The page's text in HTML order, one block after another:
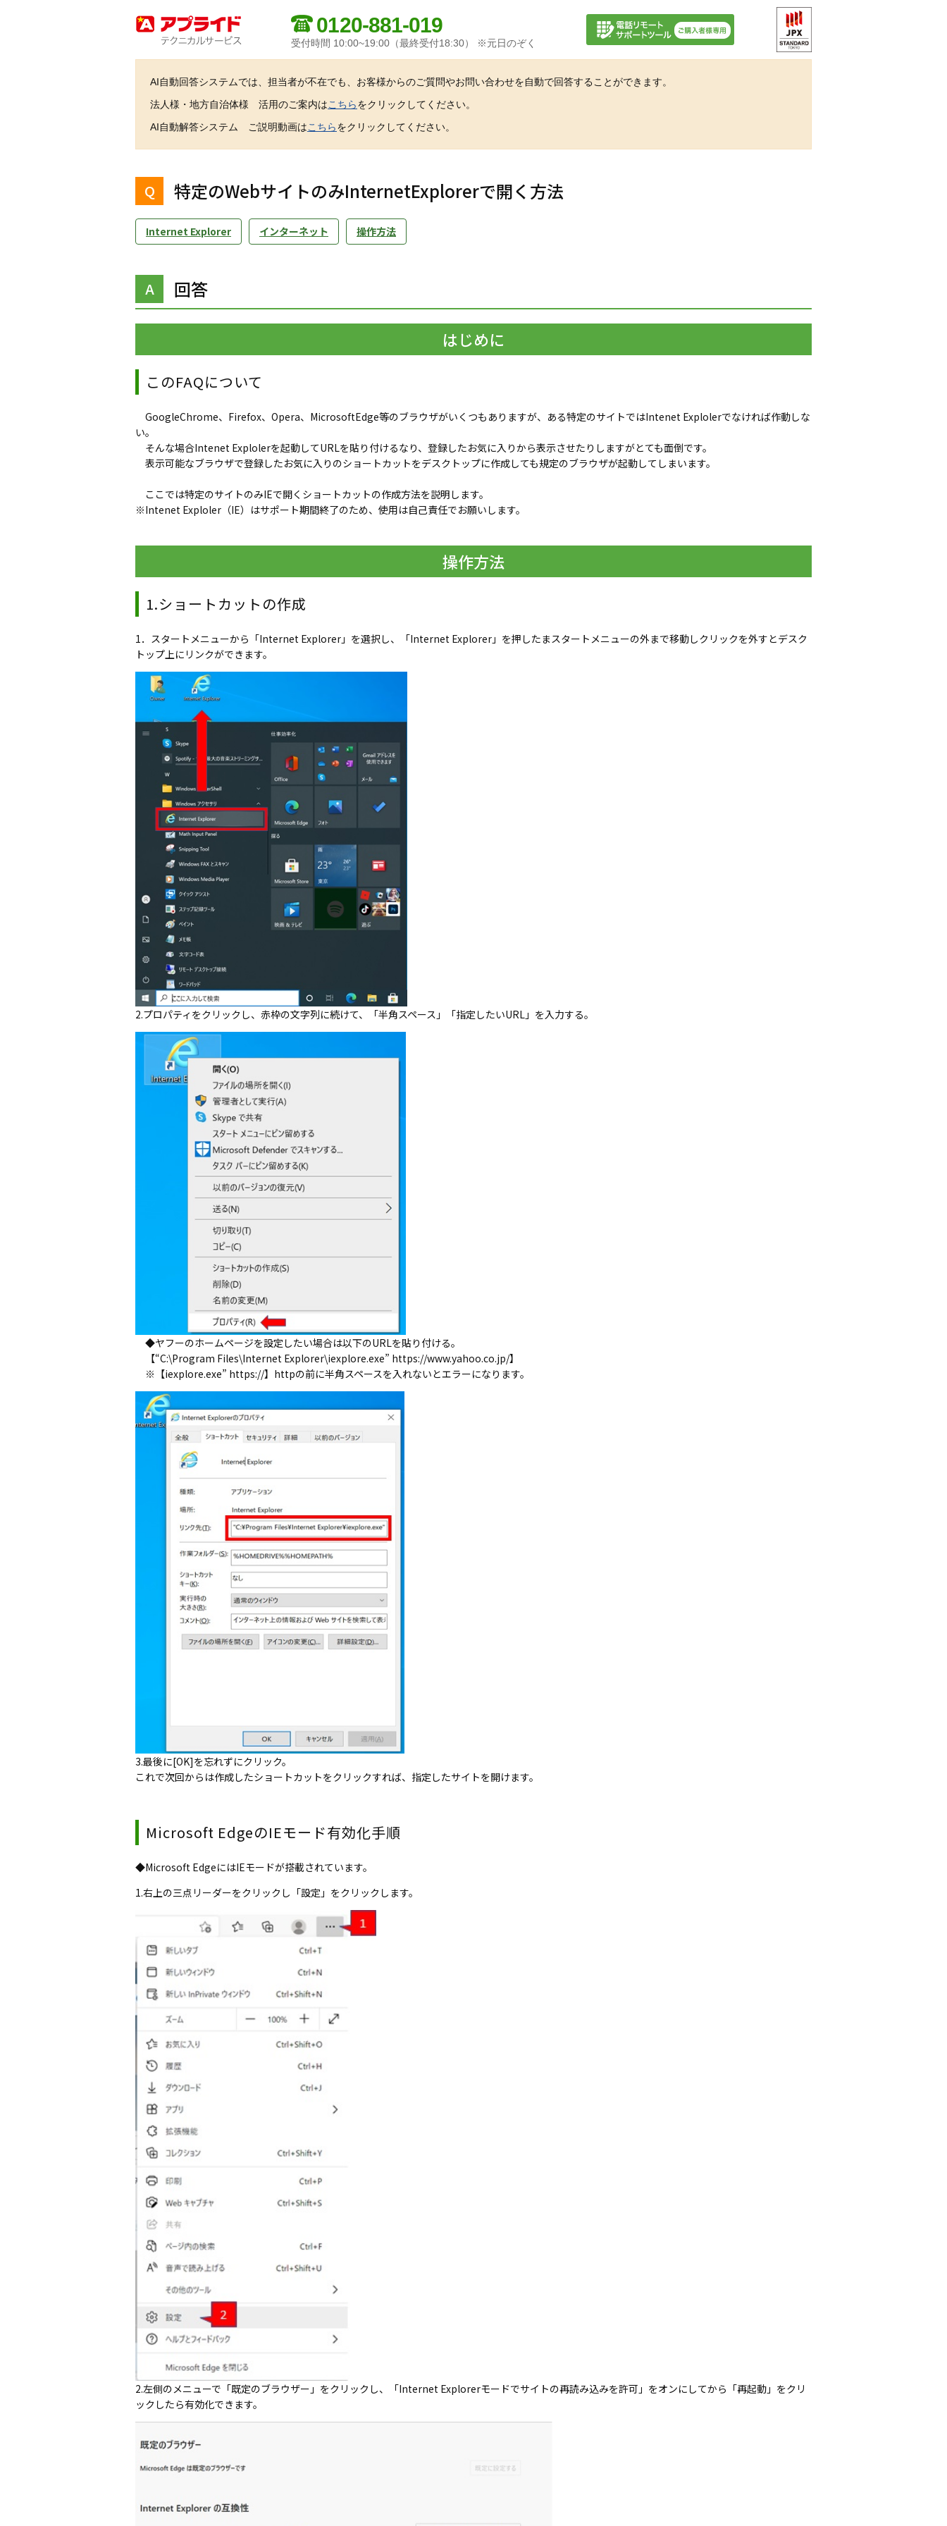
0120-881-019
受付時間 10:00~19:00（最終受付18:30） ※元日のぞく
AI自動回答システムでは、担当者が不在でも、お客様からのご質問やお問い合わせを自動で回答することができます。
法人様・地方自治体様 活用のご案内はこちらをクリックしてください。
AI自動解答システム ご説明動画はこちらをクリックしてください。
特定のWebサイトのみInternetExplorerで開く方法
Internet Explorer インターネット 操作方法
回答
はじめに
このFAQについて
GoogleChrome、Firefox、Opera、MicrosoftEdge等のブラウザがいくつもありますが、ある特定のサイトではIntenet Explolerでなければ作動しな
い。
そんな場合Intenet Explolerを起動してURLを貼り付けるなり、登録したお気に入りから表示させたりしますがとても面倒です。
表示可能なブラウザで登録したお気に入りのショートカットをデスクトップに作成しても規定のブラウザが起動してしまいます。
ここでは特定のサイトのみIEで開くショートカットの作成方法を説明します。
※Intenet Exploler（IE）はサポート期間終了のため、使用は自己責任でお願いします。
操作方法
1.ショートカットの作成
1．スタートメニューから「Internet Explorer」を選択し、「Internet Explorer」を押したまスタートメニューの外まで移動しクリックを外すとデスク
トップ上にリンクができます。
2.プロパティをクリックし、赤枠の文字列に続けて、「半角スペース」「指定したいURL」を入力する。
◆ヤフーのホームページを設定したい場合は以下のURLを貼り付ける。
【“C:\Program Files\Internet Explorer\iexplore.exe” https://www.yahoo.co.jp/】
※【iexplore.exe” https://】httpの前に半角スペースを入れないとエラーになります。
3.最後に[OK]を忘れずにクリック。
これで次回からは作成したショートカットをクリックすれば、指定したサイトを開けます。
Microsoft EdgeのIEモード有効化手順
◆Microsoft EdgeにはIEモードが搭載されています。
1.右上の三点リーダーをクリックし「設定」をクリックします。
2.左側のメニューで「既定のブラウザー」をクリックし、「Internet Explorerモードでサイトの再読み込みを許可」をオンにしてから「再起動」をクリ
ックしたら有効化できます。